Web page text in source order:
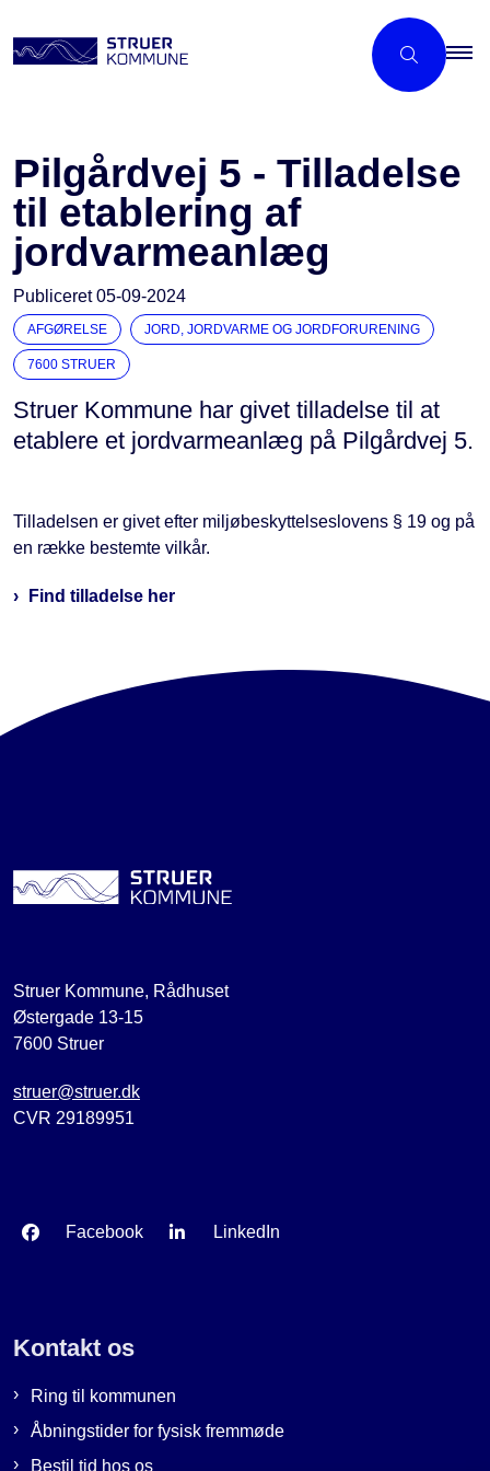
Pilgårdvej 5 - Tilladelse
til etablering af
jordvarmeanlæg
Publiceret05-09-2024
AFGØRELSE JORD, JORDVARME OG JORDFORURENING
7600 STRUER
Struer Kommune har givet tilladelse til at
etablere et jordvarmeanlæg på Pilgårdvej 5.
Tilladelsen er givet efter miljøbeskyttelseslovens § 19 og på
en række bestemte vilkår.
Find tilladelse her
Struer Kommune, Rådhuset
Østergade 13-15
7600 Struer
struer@struer.dk
CVR 29189951
Facebook LinkedIn
Kontakt os
Ring til kommunen
Åbningstider for fysisk fremmøde
Bestil tid hos os